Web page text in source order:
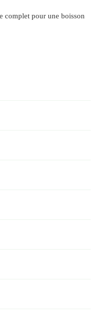
complet pour une boisson